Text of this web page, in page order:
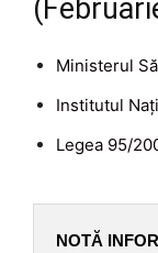
Ministerul
Institutul
Legea 95/
NOTĂ